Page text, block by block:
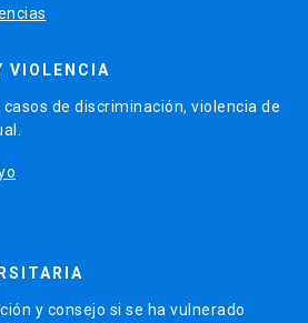
VIOLENCIA
de discriminación, violencia de
y consejo si se ha vulnerado